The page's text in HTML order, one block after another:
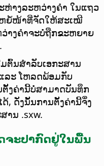
ຫ່າງລະຫວ່າງຄຳ ໃນແຖວ
ຫຍໍ້ໜ້າທີ່ຈັດໃຫ້ສະເໝີ
າງຄຳຈະບໍ່ຖືກຂະຫຍາຍ
ຕົ້ນສຳລັບເອກະສານ
ລະ ໂຫລດພ້ອມກັບ
ງຄ່ານີ້ບໍ່ສາມາດບັນທຶກ
ດ້, ດັ່ງນັ້ນການຕັ້ງຄ່ານີ້ຈຶ່ງ
ານ .sxw.
ຈະປາກົດຢູ່ໃນພື້ນ